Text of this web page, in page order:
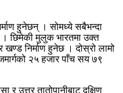
हुनेछन् । सोमध्ये सबैभन्दा
। छिमेकी मुलुक भारतमा उक्त
खण्ड निर्माण हुनेछ । दोस्रो लामो
२५ हजार पाँच सय ७९
र उत्तर तातोपानीबाट दक्षिण